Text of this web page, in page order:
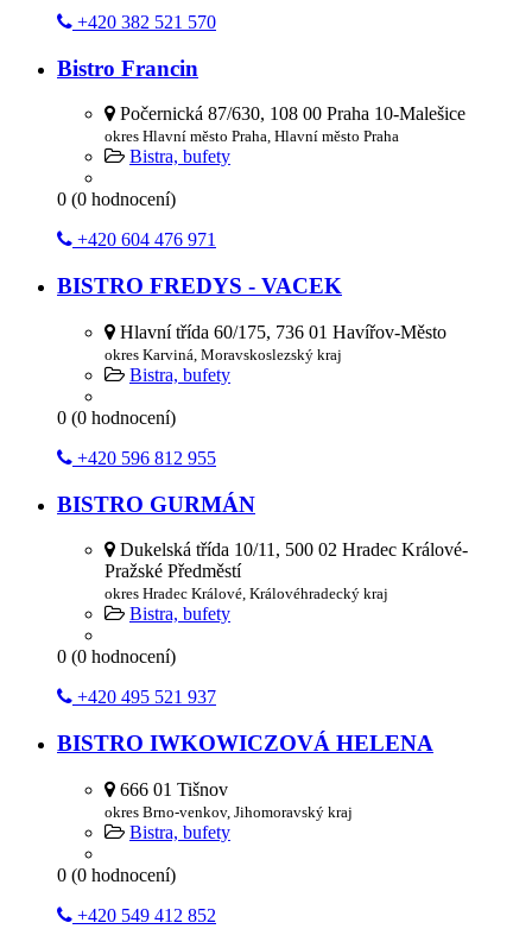
+420 382 521 570
Bistro Francin
Počernická 87/630, 108 00 Praha 10-Malešice
okres Hlavní město Praha, Hlavní město Praha
Bistra, bufety
0 (0 hodnocení)
+420 604 476 971
BISTRO FREDYS - VACEK
Hlavní třída 60/175, 736 01 Havířov-Město
okres Karviná, Moravskoslezský kraj
Bistra, bufety
0 (0 hodnocení)
+420 596 812 955
BISTRO GURMÁN
Dukelská třída 10/11, 500 02 Hradec Králové-
Pražské Předměstí
okres Hradec Králové, Královéhradecký kraj
Bistra, bufety
0 (0 hodnocení)
+420 495 521 937
BISTRO IWKOWICZOVÁ HELENA
666 01 Tišnov
okres Brno-venkov, Jihomoravský kraj
Bistra, bufety
0 (0 hodnocení)
+420 549 412 852